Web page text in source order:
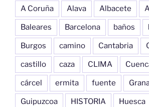
A Coruña Alava Albacete
Baleares Barcelona baños
Burgos camino Cantabria
castillo caza CLIMA
cárcel ermita fuente
Guipuzcoa HISTORIA Huesca